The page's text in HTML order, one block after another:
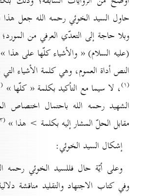
حاول السيد الخوئي رحمه الله جعل هذا
وبلا حاجة إلى التعدّي العرفي من
(عليه السلام) « والأشياء كلّها على
النص أداة العموم، وهي كلمة الأشياء
(۱) ، لا سيما مع التأكيد بكلمة « كلّها » (۲)
الشهيد رحمه الله باحتمال اختصاص
مقابل الحلّ المشار إليه بكلمة > هذا » (۳)
إشكال السيد الخوئي:
وعلى أيّة حال فللسيد الخوئي رحمه
وفي كتاب الاجتهاد والتقليد مناقشة